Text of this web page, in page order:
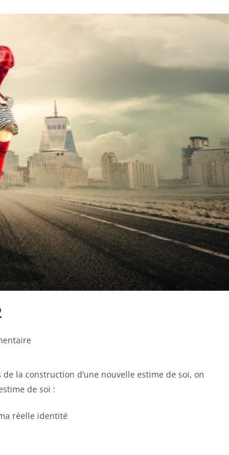
:
la construction d’une nouvelle estime de soi, on
de soi :
réelle identité